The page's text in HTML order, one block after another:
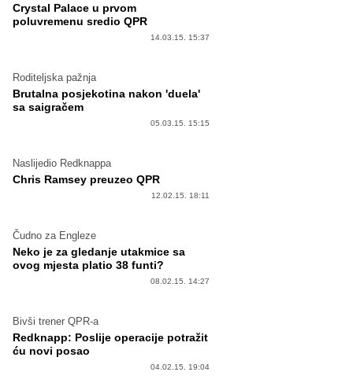
Crystal Palace u prvom
poluvremenu sredio QPR
14.03.15. 15:37
Roditeljska pažnja
Brutalna posjekotina nakon 'duela'
sa saigračem
05.03.15. 15:15
Naslijedio Redknappa
Chris Ramsey preuzeo QPR
12.02.15. 18:11
Čudno za Engleze
Neko je za gledanje utakmice sa
ovog mjesta platio 38 funti?
08.02.15. 14:27
Bivši trener QPR-a
Redknapp: Poslije operacije potražit
ću novi posao
04.02.15. 19:04